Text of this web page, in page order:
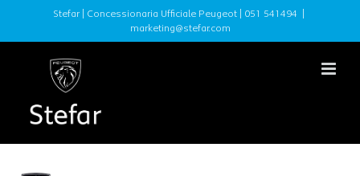
Stefar | Concessionaria Ufficiale Peugeot | 051 541494
marketing@stefar.com